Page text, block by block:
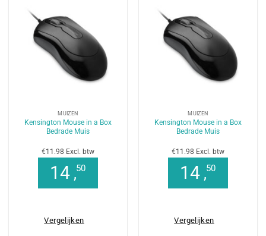
MUIZEN
Kensington Mouse in a Box
Bedrade Muis
€11.98 Excl. btw
14 ,50
Vergelijken
MUIZEN
Kensington Mouse in a Box
Bedrade Muis
€11.98 Excl. btw
14 ,50
Vergelijken